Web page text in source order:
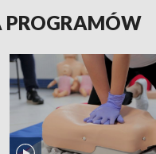
PROGRAMÓW